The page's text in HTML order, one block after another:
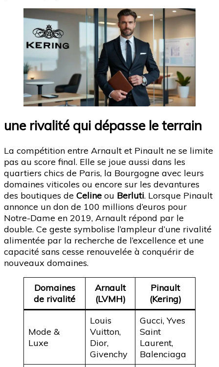
une rivalité qui dépasse le terrain
La compétition entre Arnault et Pinault ne se limite
pas au score final. Elle se joue aussi dans les
quartiers chics de Paris, la Bourgogne avec leurs
domaines viticoles ou encore sur les devantures
des boutiques de Celine ou Berluti. Lorsque Pinault
annonce un don de 100 millions d’euros pour
Notre-Dame en 2019, Arnault répond par le
double. Ce geste symbolise l’ampleur d’une rivalité
alimentée par la recherche de l’excellence et une
capacité sans cesse renouvelée à conquérir de
nouveaux domaines.
Domaines
de rivalité
Arnault
(LVMH)
Pinault
(Kering)
Mode &
Luxe
Louis
Vuitton,
Dior,
Givenchy
Gucci, Yves
Saint
Laurent,
Balenciaga